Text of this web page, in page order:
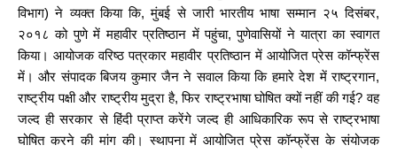
विभाग) ने व्यक्त किया कि, मुंबई से जारी भारतीय भाषा सम्मान २५ दिसंबर,
२०१८ को पुणे में महावीर प्रतिष्ठान में पहुंचा, पुणेवासियों ने यात्रा का स्वागत
किया। आयोजक वरिष्ठ पत्रकार महावीर प्रतिष्ठान में आयोजित प्रेस कॉन्फ्रेंस
में। और संपादक बिजय कुमार जैन ने सवाल किया कि हमारे देश में राष्ट्रगान,
राष्ट्रीय पक्षी और राष्ट्रीय मुद्रा है, फिर राष्ट्रभाषा घोषित क्यों नहीं की गई? वह
जल्द ही सरकार से हिंदी प्राप्त करेंगे जल्द ही आधिकारिक रूप से राष्ट्रभाषा
घोषित करने की मांग की। स्थापना में आयोजित प्रेस कॉन्फ्रेंस के संयोजक